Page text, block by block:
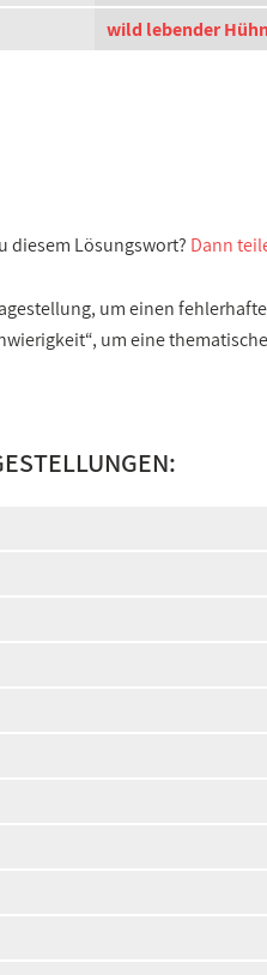
wild lebender
diesem Lösungswort? Dann
um einen
um eine